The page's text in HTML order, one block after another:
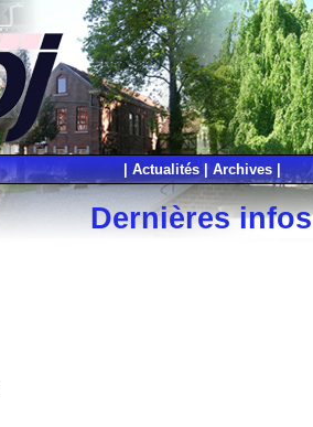
|Actualités|Archives|
Dernières infos